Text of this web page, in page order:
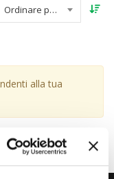
Ordinare per data
alla tua